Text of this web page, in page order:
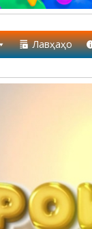
Лавҳаҳо